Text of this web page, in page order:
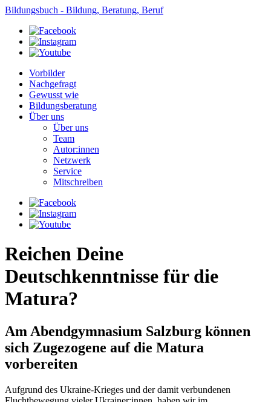
Bildungsbuch - Bildung, Beratung, Beruf
Vorbilder
Nachgefragt
Gewusst wie
Bildungsberatung
Über uns
Über uns
Team
Autor:innen
Netzwerk
Service
Mitschreiben
Reichen Deine
Deutschkenntnisse für die
Matura?
Am Abendgymnasium Salzburg können
sich Zugezogene auf die Matura
vorbereiten
Aufgrund des Ukraine-Krieges und der damit verbundenen